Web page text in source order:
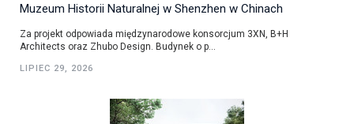
Muzeum Historii Naturalnej w Shenzhen w Chinach
Za projekt odpowiada międzynarodowe konsorcjum 3XN, B+H
Architects oraz Zhubo Design. Budynek o p...
LIPIEC 29, 2026